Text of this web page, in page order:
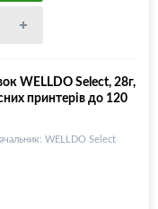
WELLDO Select, 28г,
принтерів до 120
WELLDO Select